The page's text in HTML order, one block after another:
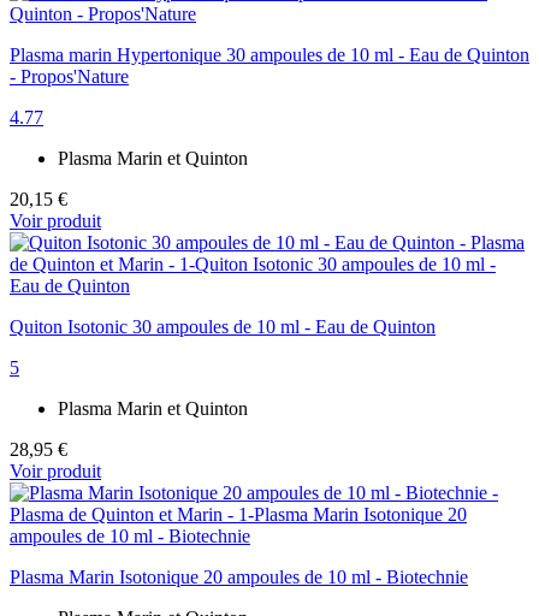
Plasma marin Hypertonique 30 ampoules de 10 ml - Eau de Quinton
- Propos'Nature
4.77
Plasma Marin et Quinton
20,15 €
Voir produit
Quiton Isotonic 30 ampoules de 10 ml - Eau de Quinton
5
Plasma Marin et Quinton
28,95 €
Voir produit
Plasma Marin Isotonique 20 ampoules de 10 ml - Biotechnie